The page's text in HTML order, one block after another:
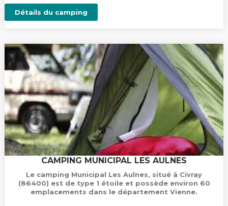
Détails du camping
CAMPING MUNICIPAL LES AULNES
Le camping Municipal Les Aulnes, situé à Civray
(86400) est de type 1 étoile et possède environ 60
emplacements dans le département Vienne.